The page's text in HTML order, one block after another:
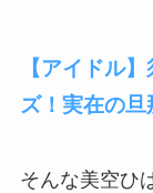
【アイドル
ズ！実在の旦
そんな美空ひ